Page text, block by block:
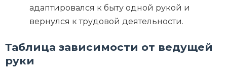
адаптировался к быту одной рукой и
вернулся к трудовой деятельности.
Таблица зависимости от ведущей
руки